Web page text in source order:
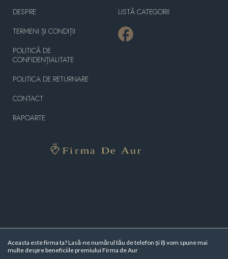
Aceasta este firma ta? Lasă-ne numărul tău de telefon și îți vom spune mai
multe despre beneficiile premiului Firma de Aur
DESPRE
TERMENI ȘI CONDIȚII
POLITICĂ DE
CONFIDENȚIALITATE
POLITICA DE RETURNARE
CONTACT
RAPOARTE
LISTĂ CATEGORII